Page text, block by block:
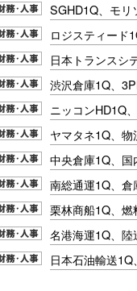
SGHD1Q、モリ
ロジスティード
日本トランスシ
渋沢倉庫1Q、
ニッコンHD1Q
ヤマタネ1Q、
中央倉庫1Q、
南総通運1Q、
栗林商船1Q、
名港海運1Q、
日本石油輸送